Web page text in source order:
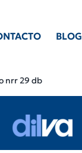
BLOG
nrr 29 db